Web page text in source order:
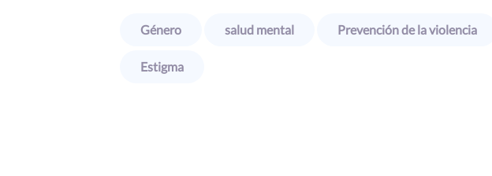
Género salud mental Prevención de la violencia
Estigma